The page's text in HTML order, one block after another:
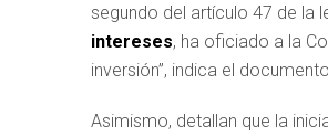
segundo del artículo 47 de la
intereses, ha oficiado a la
inversión”, indica el
Asimismo, detallan que la